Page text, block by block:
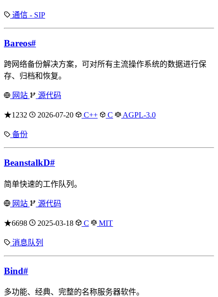
通信 - SIP
Bareos#
跨网络备份解决方案，可对所有主流操作系统的数据进行保
存、归档和恢复。
网站 源代码
★1232 2026-07-20 C++ C AGPL-3.0
备份
BeanstalkD#
简单快速的工作队列。
网站 源代码
★6698 2025-03-18 C MIT
消息队列
Bind#
多功能、经典、完整的名称服务器软件。